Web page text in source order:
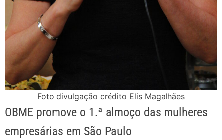
Foto divulgação crédito Elis Magalhães
OBME promove o 1.ª almoço das mulheres
empresárias em São Paulo